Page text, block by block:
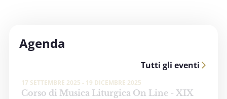
Agenda
Tutti gli eventi
17 SETTEMBRE 2025 - 19 DICEMBRE 2025
Corso di Musica Liturgica On Line - XIX